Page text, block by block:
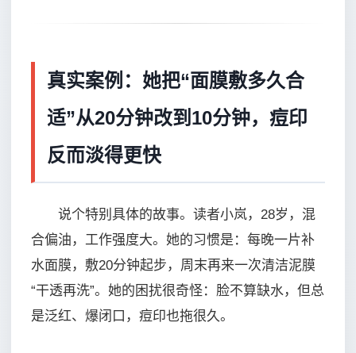
真实案例：她把“面膜敷多久合
适”从20分钟改到10分钟，痘印
反而淡得更快
说个特别具体的故事。读者小岚，28岁，混
合偏油，工作强度大。她的习惯是：每晚一片补
水面膜，敷20分钟起步，周末再来一次清洁泥膜
“干透再洗”。她的困扰很奇怪：脸不算缺水，但总
是泛红、爆闭口，痘印也拖很久。